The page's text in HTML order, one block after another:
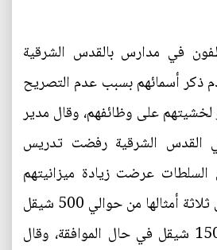
في مدارس بالقدس الشرقية
ذكر أسمائهم بسبب عدم التصريح
لخشيتهم على وظائفهم، وقال مدير
القدس الشرقية رفضت تدريس
السلطات عرضت زيادة ميزانيتهم
السنوية لكل طالب إلى ثلاثة أمثالها من حوالي 500 شيقل
(144 دولارا) إلى 1500 شيقل في حال الموافقة، وقال